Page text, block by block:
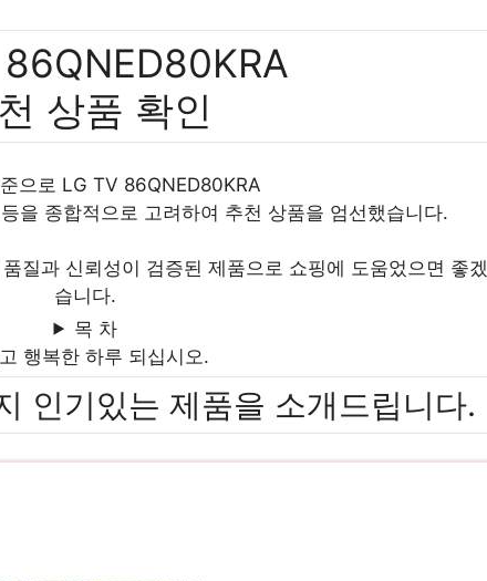
상품 확인
으로 LG TV 86QNED80KRA
을 종합적으로 고려하여 추천 상품을 엄선했습니다.
질과 신뢰성이 검증된 제품으로 쇼핑에 도움었으면 좋겠
습니다.
목 차
행복한 하루 되십시오.
인기있는 제품을 소개드립니다.